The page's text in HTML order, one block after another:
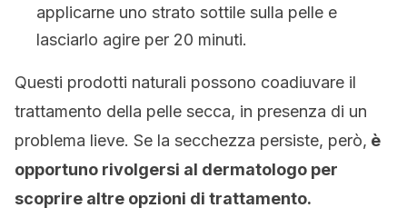
applicarne uno strato sottile sulla pelle e
lasciarlo agire per 20 minuti.
Questi prodotti naturali possono coadiuvare il
trattamento della pelle secca, in presenza di un
problema lieve. Se la secchezza persiste, però, è
opportuno rivolgersi al dermatologo per
scoprire altre opzioni di trattamento.